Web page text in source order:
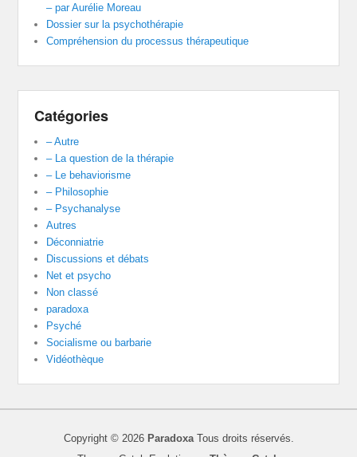
– par Aurélie Moreau
Dossier sur la psychothérapie
Compréhension du processus thérapeutique
Catégories
– Autre
– La question de la thérapie
– Le behaviorisme
– Philosophie
– Psychanalyse
Autres
Déconniatrie
Discussions et débats
Net et psycho
Non classé
paradoxa
Psyché
Socialisme ou barbarie
Vidéothèque
Copyright © 2026 ParadoxaTous droits réservés.